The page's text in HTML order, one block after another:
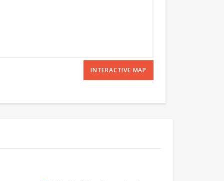
INTERACTIVE MAP